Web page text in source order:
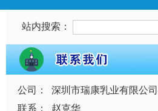
站内搜索：
公司：
深圳市瑞康乳业有限公司
联系：
赵克华